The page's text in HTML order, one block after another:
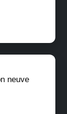
neuve